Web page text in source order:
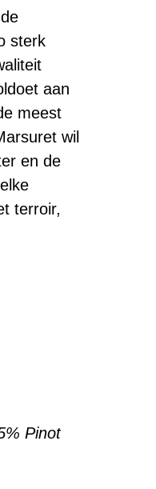
sterk
aan
meest
wil
en de
terroir,
Pinot